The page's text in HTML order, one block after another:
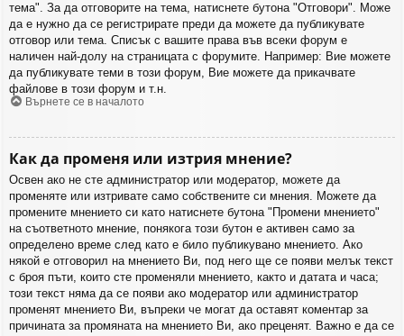
тема". За да отговорите на тема, натиснете бутона "Отговори". Може
да е нужно да се регистрирате преди да можете да публикувате
отговор или тема. Списък с вашите права във всеки форум е
наличен най-долу на страницата с форумите. Например: Вие можете
да публикувате теми в този форум, Вие можете да прикачвате
файлове в този форум и т.н.
Върнете се в началото
Как да променя или изтрия мнение?
Освен ако не сте администратор или модератор, можете да
променяте или изтривате само собствените си мнения. Можете да
промените мнението си като натиснете бутона "Промени мнението"
на съответното мнение, понякога този бутон е активен само за
определено време след като е било публикувано мнението. Ако
някой е отговорил на мнението Ви, под него ще се появи мелък текст
с броя пъти, които сте променяли мнението, както и датата и часа;
този текст няма да се появи ако модератор или администратор
променят мнението Ви, въпреки че могат да оставят коментар за
причината за промяната на мнението Ви, ако преценят. Важно е да се